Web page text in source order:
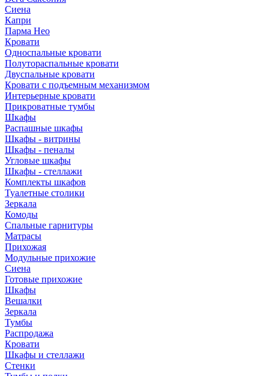
Сиена
Капри
Парма Нео
Кровати
Односпальные кровати
Полутораспальные кровати
Двуспальные кровати
Кровати с подъемным механизмом
Интерьерные кровати
Прикроватные тумбы
Шкафы
Распашные шкафы
Шкафы - витрины
Шкафы - пеналы
Угловые шкафы
Шкафы - стеллажи
Комплекты шкафов
Туалетные столики
Зеркала
Комоды
Спальные гарнитуры
Матрасы
Прихожая
Модульные прихожие
Сиена
Готовые прихожие
Шкафы
Вешалки
Зеркала
Тумбы
Распродажа
Кровати
Шкафы и стеллажи
Стенки